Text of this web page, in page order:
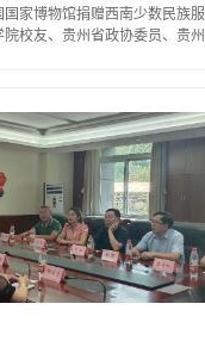
家博物馆捐赠西南少数民族
校友、贵州省政协委员、贵州